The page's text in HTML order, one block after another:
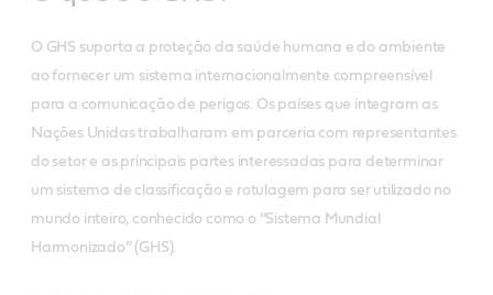
O GHS suporta a proteção da saúde humana e do ambiente
ao fornecer um sistema internacionalmente compreensível
para a comunicação de perigos. Os países que integram as
Nações Unidas trabalharam em parceria com representantes
do setor e as principais partes interessadas para determinar
um sistema de classificação e rotulagem para ser utilizado no
mundo inteiro, conhecido como o “Sistema Mundial
Harmonizado” (GHS).